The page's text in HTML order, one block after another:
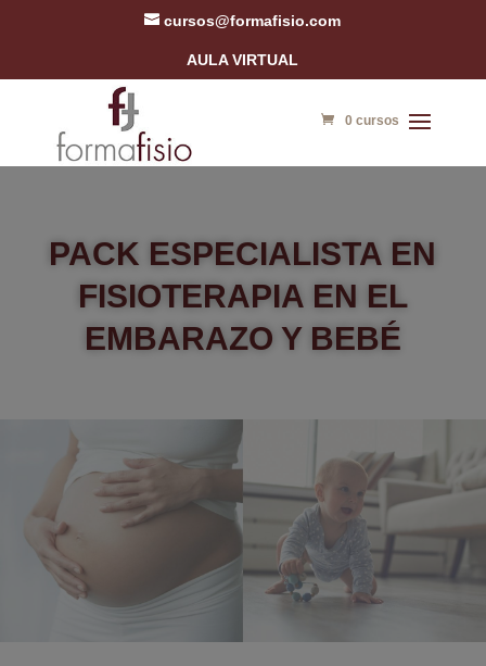
cursos@formafisio.com
AULA VIRTUAL
0 cursos
PACK ESPECIALISTA EN
FISIOTERAPIA EN EL
EMBARAZO Y BEBÉ